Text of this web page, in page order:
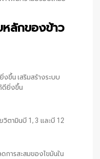
หลักของข้าว
ขึ้น เสริมสร้างระบบ
ดียิ่งขึ้น
ตามินบี 1, 3 และบี 12
การสะสมของไขมันใน